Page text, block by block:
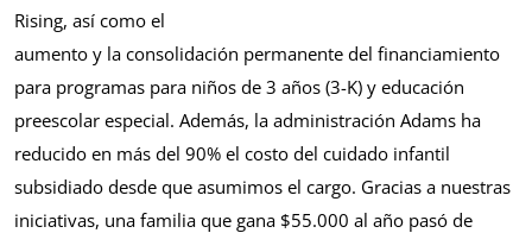
Rising, así como el
aumento y la consolidación permanente del financiamiento
para programas para niños de 3 años (3-K) y educación
preescolar especial. Además, la administración Adams ha
reducido en más del 90% el costo del cuidado infantil
subsidiado desde que asumimos el cargo. Gracias a nuestras
iniciativas, una familia que gana $55.000 al año pasó de